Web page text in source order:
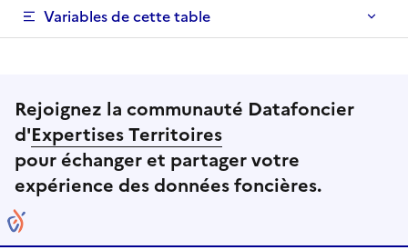
Variables de cette table
Rejoignez la communauté Datafoncier
d'Expertises Territoires
pour échanger et partager votre
expérience des données foncières.